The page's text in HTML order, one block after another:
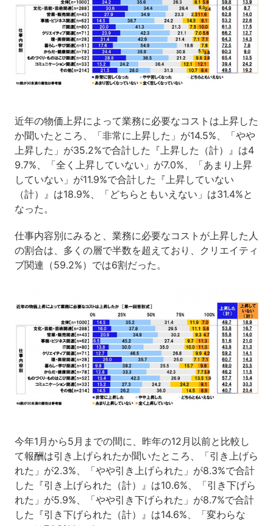
近年の物価上昇によって業務に必要なコストは上昇した
か聞いたところ、「非常に上昇した」が14.5%、「やや
上昇した」が35.2%で合計した『上昇した（計）』は4
9.7%、「全く上昇していない」が7.0%、「あまり上昇
していない」が11.9%で合計した『上昇していない
（計）』は18.9%、「どちらともいえない」は31.4%と
なった。
仕事内容別にみると、業務に必要なコストが上昇した人
の割合は、多くの層で半数を超えており、クリエイティ
ブ関連（59.2%）では6割だった。
今年1月から5月までの間に、昨年の12月以前と比較し
て報酬は引き上げられたか聞いたところ、「引き上げら
れた」が2.3%、「やや引き上げられた」が8.3%で合計
した『引き上げられた（計）』は10.6%、「引き下げら
れた」が5.9%、「やや引き下げられた」が8.7%で合計
した『引き下げられた（計）』は14.6%、「変わらな